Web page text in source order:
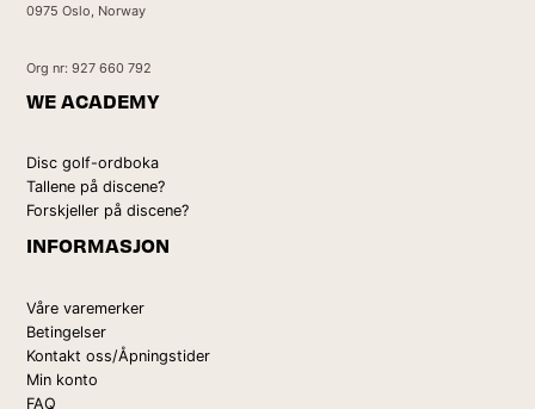
0975 Oslo, Norway
Org nr: 927 660 792
WE ACADEMY
Disc golf-ordboka
Tallene på discene?
Forskjeller på discene?
INFORMASJON
Våre varemerker
Betingelser
Kontakt oss/Åpningstider
Min konto
FAQ